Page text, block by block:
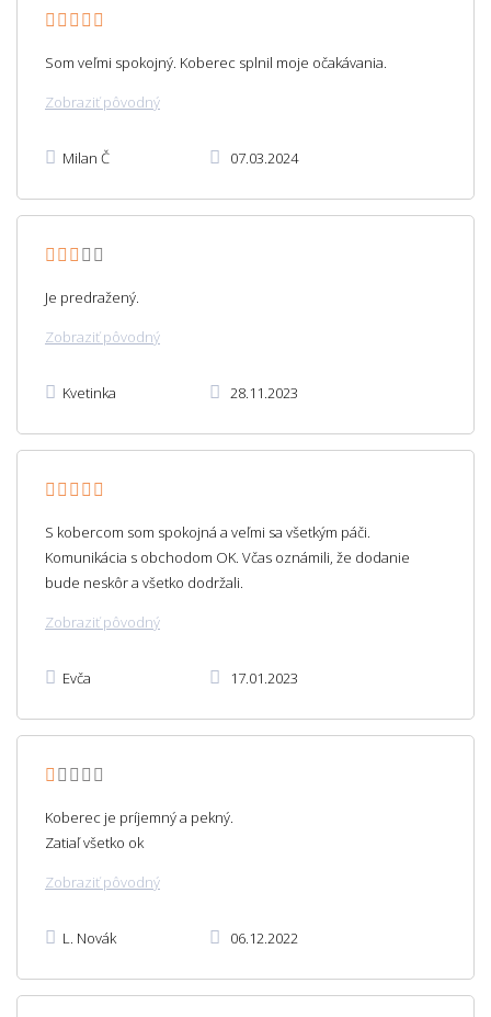
Som veľmi spokojný. Koberec splnil moje očakávania.
Zobraziť pôvodný
Milan Č 07.03.2024
Je predražený.
Zobraziť pôvodný
Kvetinka 28.11.2023
S kobercom som spokojná a veľmi sa všetkým páči.
Komunikácia s obchodom OK. Včas oznámili, že dodanie
bude neskôr a všetko dodržali.
Zobraziť pôvodný
Evča 17.01.2023
Koberec je príjemný a pekný.
Zatiaľ všetko ok
Zobraziť pôvodný
L. Novák 06.12.2022